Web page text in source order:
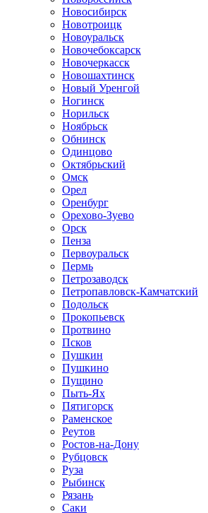
Новосибирск
Новотроицк
Новоуральск
Новочебоксарск
Новочеркасск
Новошахтинск
Новый Уренгой
Ногинск
Норильск
Ноябрьск
Обнинск
Одинцово
Октябрьский
Омск
Орел
Оренбург
Орехово-Зуево
Орск
Пенза
Первоуральск
Пермь
Петрозаводск
Петропавловск-Камчатский
Подольск
Прокопьевск
Протвино
Псков
Пушкин
Пушкино
Пущино
Пыть-Ях
Пятигорск
Раменское
Реутов
Ростов-на-Дону
Рубцовск
Руза
Рыбинск
Рязань
Саки